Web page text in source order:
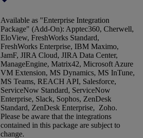
Available as "Enterprise Integration
Package" (Add-On): Apptec360, Cherwell,
EloView, FreshWorks Standard,
FreshWorks Enterprise, IBM Maximo,
JamF, JIRA Cloud, JIRA Data Center,
ManageEngine, Matrix42, Microsoft Azure
VM Extension, MS Dynamics, MS InTune,
MS Teams, REACH API, Salesforce,
ServiceNow Standard, ServiceNow
Enterprise, Slack, Sophos, ZenDesk
Standard, ZenDesk Enterprise, Zoho.
Please be aware that the integrations
contained in this package are subject to
change.